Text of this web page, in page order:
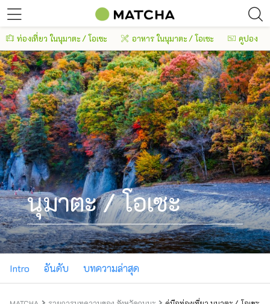
ท่องเที่ยว ในนุมาตะ / โอเซะ อาหาร ในนุมาตะ / โอเซะ คูปอง
นุมาตะ / โอเซะ
Intro อันดับ บทความล่าสุด